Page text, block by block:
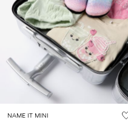
NAME IT MINI